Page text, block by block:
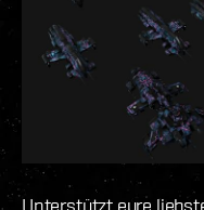
Unterstützt eure